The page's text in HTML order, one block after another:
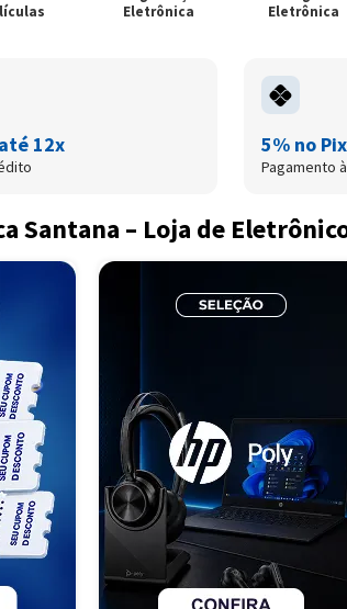
Eletrônica
Eletrônica
12x 5% no Pix
Pagamento
Santana – Loja de